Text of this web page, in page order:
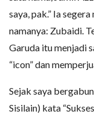
saya, pak.” Ia
namanya: Zubaidi.
Garuda itu menjadi
“icon” dan
Sejak saya
Sisilain) kata